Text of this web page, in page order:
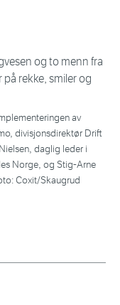
av
divisjonsdirektør Drift
daglig leder i
Norge, og Stig-Arne
Coxit/Skaugrud